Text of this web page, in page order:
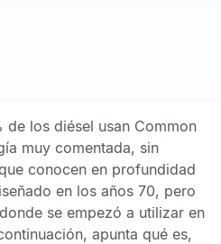
de los diésel usan Common
muy comentada, sin
conocen en profundidad
en los años 70, pero
se empezó a utilizar en
apunta qué es,